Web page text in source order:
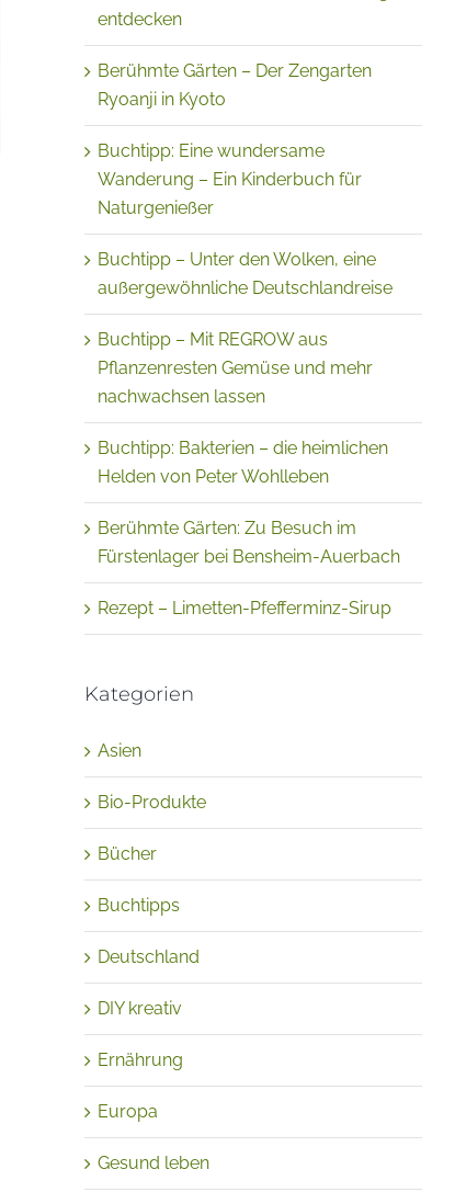
entdecken
Berühmte Gärten – Der Zengarten
Ryoanji in Kyoto
Buchtipp: Eine wundersame
Wanderung – Ein Kinderbuch für
Naturgenießer
Buchtipp – Unter den Wolken, eine
außergewöhnliche Deutschlandreise
Buchtipp – Mit REGROW aus
Pflanzenresten Gemüse und mehr
nachwachsen lassen
Buchtipp: Bakterien – die heimlichen
Helden von Peter Wohlleben
Berühmte Gärten: Zu Besuch im
Fürstenlager bei Bensheim-Auerbach
Rezept – Limetten-Pfefferminz-Sirup
Kategorien
Asien
Bio-Produkte
Bücher
Buchtipps
Deutschland
DIY kreativ
Ernährung
Europa
Gesund leben